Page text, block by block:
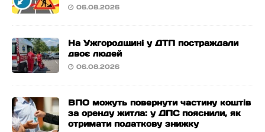
06.08.2026
На Ужгородщині у ДТП постраждали
двоє людей
06.08.2026
ВПО можуть повернути частину коштів
за оренду житла: у ДПС пояснили, як
отримати податкову знижку